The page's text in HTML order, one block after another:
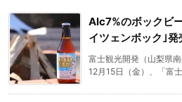
Alc7%のボックビ
イツェンボック｣発
富士観光開発（山梨県
12月15日（金）、「富